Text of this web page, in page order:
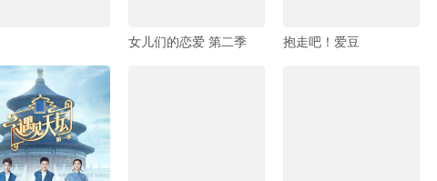
女儿们的恋爱 第二季 抱走吧！爱豆